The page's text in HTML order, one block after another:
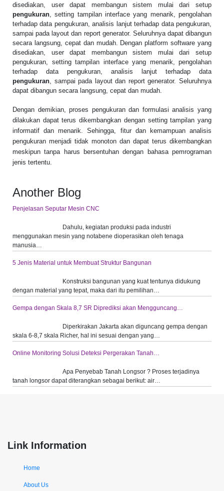
disediakan, user dapat membangun sistem mulai dari setup
pengukuran , setting tampilan interface yang menarik, pengolahan
terhadap data pengukuran, analisis lanjut terhadap data pengukuran,
sampai pada layout dan report generator. Seluruhnya dapat dibangun
secara langsung, cepat dan mudah. Dengan platform software yang
disediakan, user dapat membangun sistem mulai dari setup
pengukuran, setting tampilan interface yang menarik, pengolahan
terhadap data pengukuran, analisis lanjut terhadap data
pengukuran , sampai pada layout dan report generator. Seluruhnya
dapat dibangun secara langsung, cepat dan mudah.
Dengan demikian, proses pengukuran dan formulasi analisis yang
dilakukan dapat terus dikembangkan dengan setting tampilan yang
informatif dan menarik. Sehingga, fitur dan kemampuan analisis
pengukuran menjadi tidak monoton dan dapat terus dikembangkan
meskipun tanpa harus bersentuhan dengan bahasa pemrograman
jenis tertentu.
Another Blog
Penjelasan Seputar Mesin CNC
Dahulu, kegiatan produksi pada industri
menggunakan mesin yang notabene dioperasikan oleh tenaga
manusia…
5 Jenis Material untuk Membuat Struktur Bangunan
Konstruksi bangunan yang kuat tentunya didukung
dengan material yang tepat, maka dari itu pemilihan…
Gempa dengan Skala 8,7 SR Diprediksi akan Mengguncang…
Diperkirakan Jakarta akan diguncang gempa dengan
skala 6-8,7 skala Richer, hal ini sesuai dengan yang…
Online Monitoring Solusi Deteksi Pergerakan Tanah…
Apa Penyebab Tanah Longsor ? Proses terjadinya
tanah longsor dapat diterangkan sebagai berikut: air…
Link Information
Home
About Us